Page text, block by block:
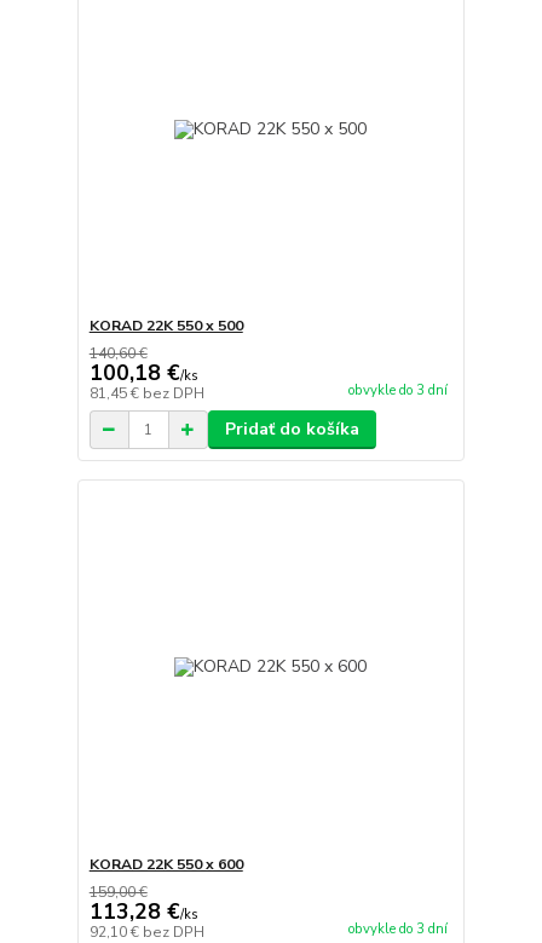
KORAD 22K 550 x 500
140,60 €
100,18 €/ks
81,45 € bez DPH obvykle do 3 dní
Pridať do košíka
KORAD 22K 550 x 600
159,00 €
113,28 €/ks
92,10 € bez DPH obvykle do 3 dní